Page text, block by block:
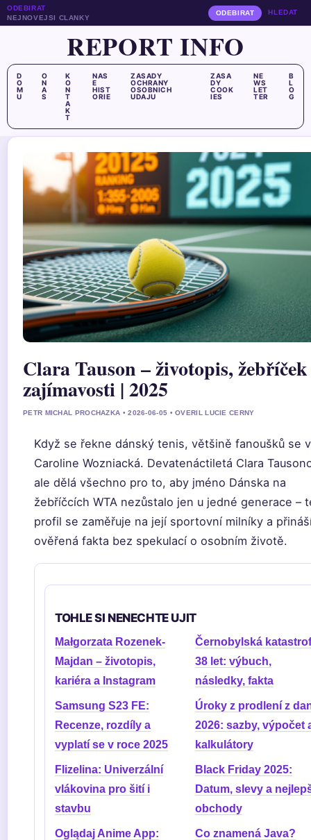
ODEBIRAT
NEJNOVEJSI CLANKY
ODEBIRAT HLEDAT
REPORT INFO
D
O
M
U
O
N
A
S
K
O
N
T
A
K
T
NAS
E
HIST
ORIE
ZASADY
OCHRANY
OSOBNICH
UDAJU
ZASA
DY
COOK
IES
NE
WS
LET
TER
B
L
O
G
Clara Tauson – životopis,
zajímavosti | 2025
PETR MICHAL PROCHAZKA • 2026-06-05 • OVERIL LUCIE CERNY
Když se řekne dánský tenis, většině fanoušků se
Caroline Wozniacká. Devatenáctiletá Clara
ale dělá všechno pro to, aby jméno Dánska na
žebříčcích WTA nezůstalo jen u jedné generace –
profil se zaměřuje na její sportovní milníky a
ověřená fakta bez spekulací o osobním životě.
TOHLE SI NENECHTE UJIT
Małgorzata Rozenek-
Majdan – životopis,
kariéra a Instagram
Černobylská
38 let: výbuch,
následky, fakta
Samsung S23 FE:
Recenze, rozdíly a
vyplatí se v roce 2025
Úroky z prodlení z
2026: sazby, výpočet
kalkulátory
Flizelina: Univerzální
vlákovina pro šití i
stavbu
Black Friday 2025:
Datum, slevy a
obchody
Oglądaj Anime App:
Co znamená Java?